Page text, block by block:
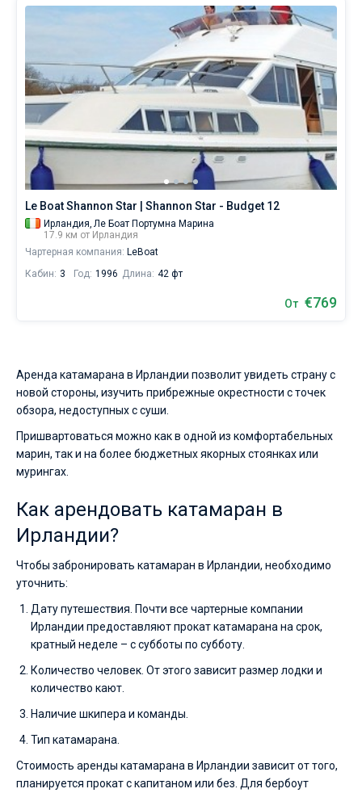
Le Boat Shannon Star | Shannon Star - Budget 12
Ирландия, Ле Боат Портумна Марина
17.9 км от Ирландия
Чартерная компания: LeBoat
Кабин: 3 Год: 1996 Длина: 42 фт
От €769
Аренда катамарана в Ирландии позволит увидеть страну с
новой стороны, изучить прибрежные окрестности с точек
обзора, недоступных с суши.
Пришвартоваться можно как в одной из комфортабельных
марин, так и на более бюджетных якорных стоянках или
мурингах.
Как арендовать катамаран в
Ирландии?
Чтобы забронировать катамаран в Ирландии, необходимо
уточнить:
Дату путешествия. Почти все чартерные компании
Ирландии предоставляют прокат катамарана на срок,
кратный неделе – с субботы по субботу.
Количество человек. От этого зависит размер лодки и
количество кают.
Наличие шкипера и команды.
Тип катамарана.
Стоимость аренды катамарана в Ирландии зависит от того,
планируется прокат с капитаном или без. Для бербоут